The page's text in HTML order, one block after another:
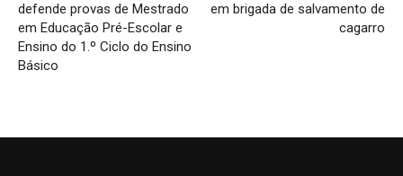
defende provas de Mestrado
em Educação Pré-Escolar e
Ensino do 1.º Ciclo do Ensino
Básico
em brigada de salvamento de
cagarro